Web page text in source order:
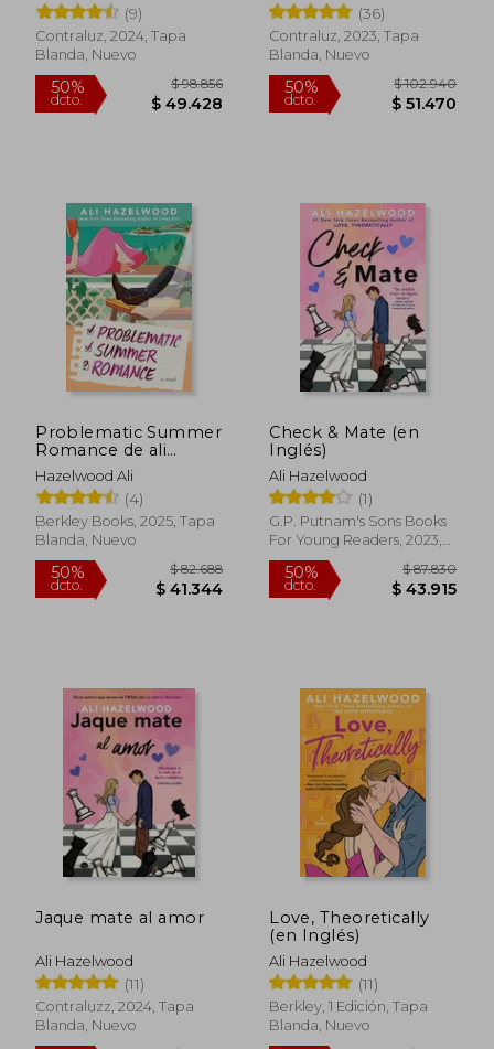
50%
dcto. $ 41.344
55%
dcto.
55%
dcto. $ 44.987
50%
dcto.
(9)
Contraluz, 2024, Tapa
Blanda, Nuevo
(36)
Contraluz, 2023, Tapa
Blanda, Nuevo
Problematic Summer
Romance de ali
Hazelwood(Berkley
pub Group) (en
Inglés)
Hazelwood Ali
(4)
Berkley Books, 2025, Tapa
Blanda, Nuevo
Check & Mate (en
Inglés)
Ali Hazelwood
(1)
G.P. Putnam's Sons Books
For Young Readers, 2023,
Tapa Blanda, Nuevo
Jaque mate al amor
Ali Hazelwood
(11)
Contraluzz, 2024, Tapa
Blanda, Nuevo
Love, Theoretically
(en Inglés)
Ali Hazelwood
(11)
Berkley, 1 Edición, Tapa
Blanda, Nuevo